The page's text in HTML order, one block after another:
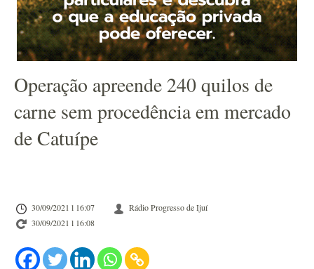
Operação apreende 240 quilos de
carne sem procedência em mercado
de Catuípe
30/09/2021 l 16:07
Rádio Progresso de Ijuí
30/09/2021 l 16:08